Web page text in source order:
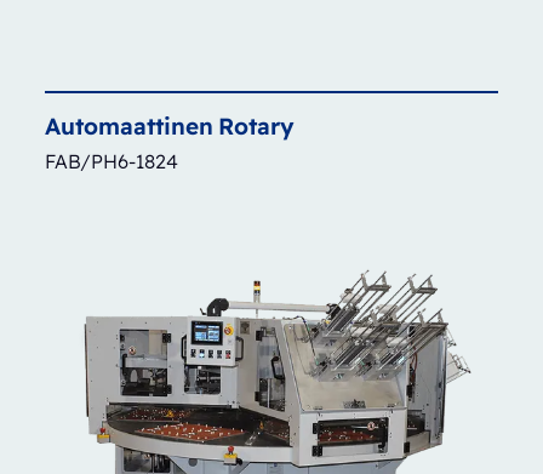
Automaattinen Rotary
FAB/PH6-1824